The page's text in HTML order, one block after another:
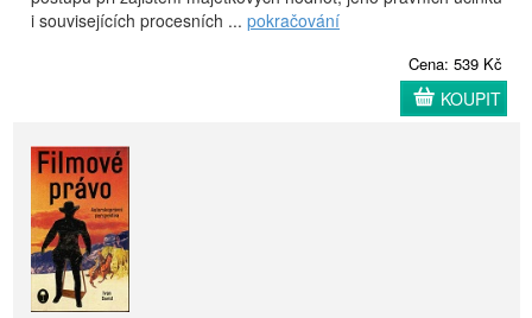
i souvisejících procesních ... pokračování
Cena: 539 Kč
KOUPIT